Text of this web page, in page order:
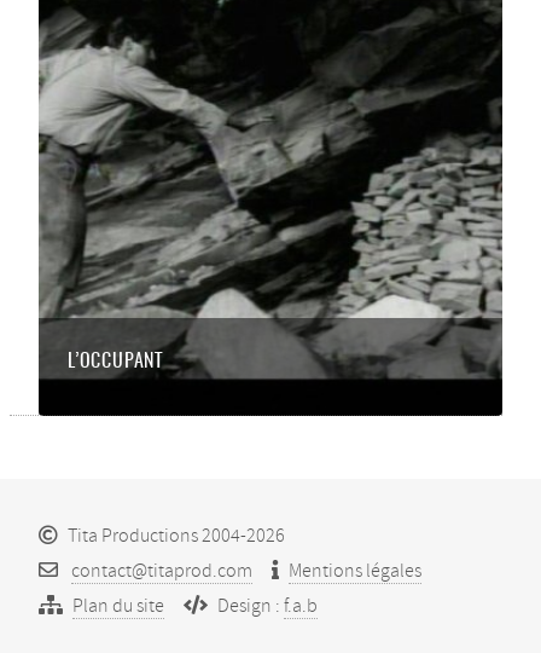
L’OCCUPANT
Tita Productions 2004-2026
contact@titaprod.com
Mentions légales
Plan du site
Design : f.a.b